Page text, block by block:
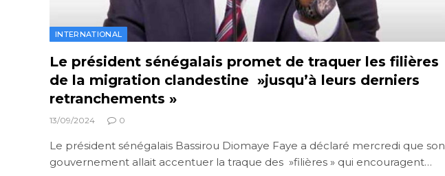
INTERNATIONAL
Le président sénégalais promet de traquer les filières
de la migration clandestine »jusqu’à leurs derniers
retranchements »
13/09/2024 0
Le président sénégalais Bassirou Diomaye Faye a déclaré mercredi que son
gouvernement allait accentuer la traque des »filières » qui encouragent…